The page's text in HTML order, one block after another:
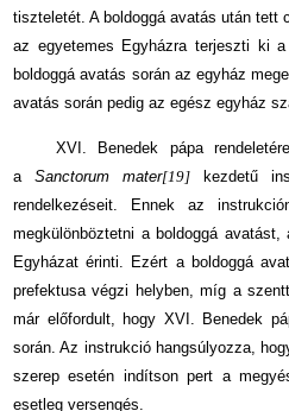
tiszteletét. A boldoggá ava­tás után tett
az egye­temes Egyházra terjeszti ki
boldoggá avatás során az egyház
avatás során pedig az egész egyház
XVI. Benedek pápa
aSanctorum mater[19]
kezdetű
rendelkezéseit. Ennek az
megkülönböztetni a boldoggá
Egyházat érinti. Ezért a boldoggá
prefektusa végzi helyben, míg a
már előfordult, hogy XVI. Benedek
során. Az inst­rukció hangsúlyozza,
szerep esetén indítson pert a
esetleg versengés.